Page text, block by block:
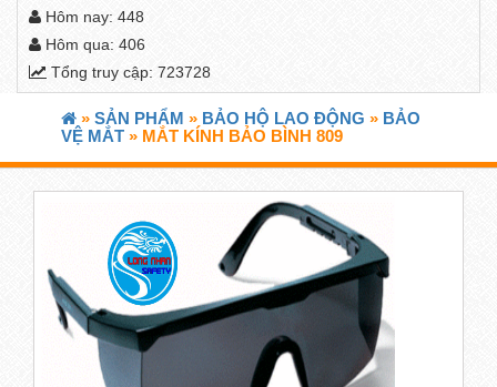
Hôm nay: 448
Hôm qua: 406
Tổng truy cập: 723728
»SẢN PHẨM»BẢO HỘ LAO ĐỘNG » BẢO
VỆ MẮT » MẮT KÍNH BẢO BÌNH 809